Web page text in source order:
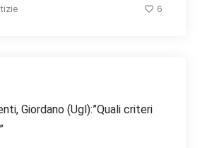
6
Giordano (Ugl):”Quali criteri